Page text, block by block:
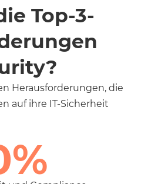
Top-3-
Herausforderungen, die
auf ihre IT-Sicherheit
%